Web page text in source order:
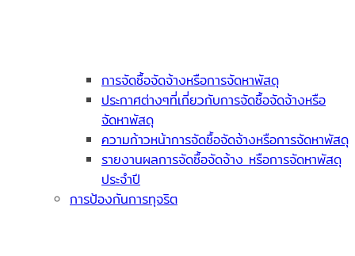
การจัดซื้อจัดจ้างหรือการจัดหาพัสดุ
ประกาศต่างๆที่เกี่ยวกับการจัดซื้อจัดจ้างหรือ
จัดหาพัสดุ
ความก้าวหน้าการจัดซื้อจัดจ้างหรือการจัดหาพัสดุ
รายงานผลการจัดซื้อจัดจ้าง หรือการจัดหาพัสดุ
ประจำปี
การป้องกันการทุจริต